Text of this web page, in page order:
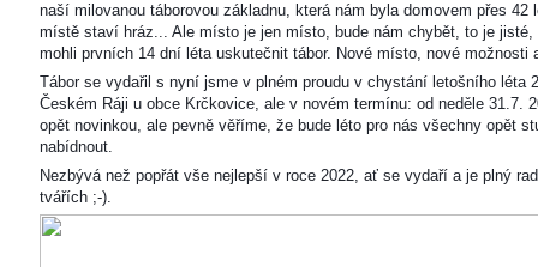
naší milovanou táborovou základnu, která nám byla domovem přes
místě staví hráz... Ale místo je jen místo, bude nám chybět, to je
mohli prvních 14 dní léta uskutečnit tábor. Nové místo, nové
Tábor se vydařil s nyní jsme v plném proudu v chystání letošního léta
Českém Ráji u obce Krčkovice, ale v novém termínu: od neděle 31.7.
opět novinkou, ale pevně věříme, že bude léto pro nás všechny opět
nabídnout.
Nezbývá než popřát vše nejlepší v roce 2022, ať se vydaří a je plný
tvářích ;-).